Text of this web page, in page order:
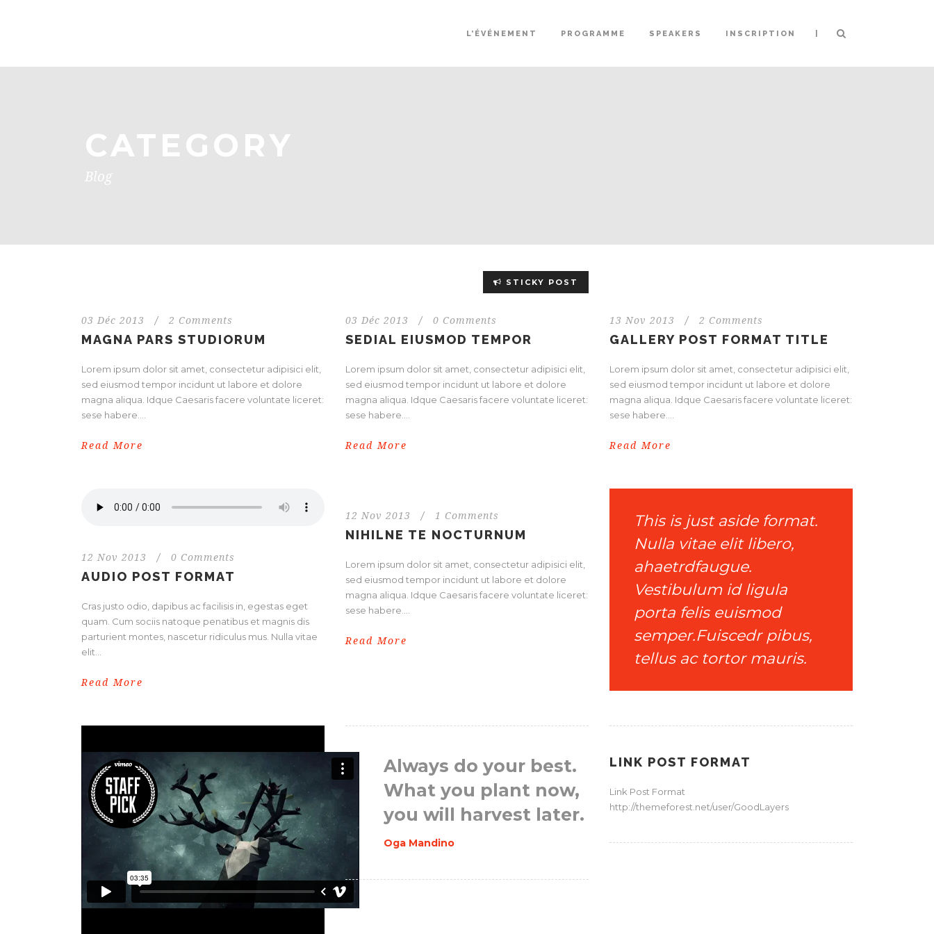
L’ÉVÉNEMENT PROGRAMME SPEAKERS INSCRIPTION |
CATEGORY
Blog
03 Déc 2013 / 2 Comments
MAGNA PARS STUDIORUM
Lorem ipsum dolor sit amet, consectetur adipisici elit,
sed eiusmod tempor incidunt ut labore et dolore
magna aliqua. Idque Caesaris facere voluntate liceret:
sese habere....
Read More
STICKY POST
03 Déc 2013 / 0 Comments
SEDIAL EIUSMOD TEMPOR
Lorem ipsum dolor sit amet, consectetur adipisici elit,
sed eiusmod tempor incidunt ut labore et dolore
magna aliqua. Idque Caesaris facere voluntate liceret:
sese habere....
Read More
13 Nov 2013 / 2 Comments
GALLERY POST FORMAT TITLE
Lorem ipsum dolor sit amet, consectetur adipisici elit,
sed eiusmod tempor incidunt ut labore et dolore
magna aliqua. Idque Caesaris facere voluntate liceret:
sese habere....
Read More
12 Nov 2013 / 0 Comments
AUDIO POST FORMAT
Cras justo odio, dapibus ac facilisis in, egestas eget
quam. Cum sociis natoque penatibus et magnis dis
parturient montes, nascetur ridiculus mus. Nulla vitae
elit...
Read More
12 Nov 2013 / 1 Comments
NIHILNE TE NOCTURNUM
Lorem ipsum dolor sit amet, consectetur adipisici elit,
sed eiusmod tempor incidunt ut labore et dolore
magna aliqua. Idque Caesaris facere voluntate liceret:
sese habere....
Read More
This is just aside format.
Nulla vitae elit libero,
ahaetrdfaugue.
Vestibulum id ligula
porta felis euismod
semper.Fuiscedr pibus,
tellus ac tortor mauris.
Always do your best.
What you plant now,
you will harvest later.
Oga Mandino
LINK POST FORMAT
Link Post Format
http://themeforest.net/user/GoodLayers